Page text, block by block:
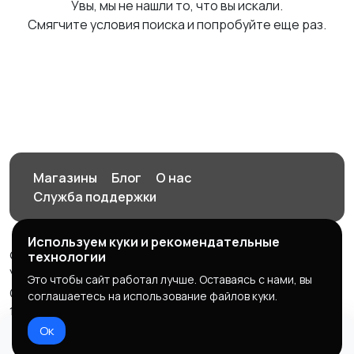
Увы, мы не нашли то, что вы искали.
Смягчите условия поиска и попробуйте еще раз.
Магазины Блог
О нас
Служба поддержки
© 2026 Орен-АЙ - Авто | Недвижимость | Работа |
Услуги
Создал Карусов Е.С ООО "ЦПК" ИНН 5609203278 ОГРН
1235600008841
Правила сервиса
Используем куки и рекомендательные
технологии
Это чтобы сайт работал лучше. Оставаясь с нами, вы
соглашаетесь на использование файлов куки.
Ок